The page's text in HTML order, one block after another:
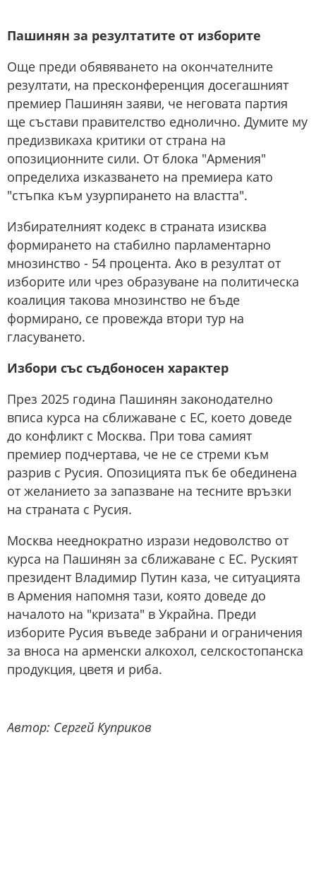
Пашинян за резултатите от изборите
Още преди обявяването на окончателните
резултати, на пресконференция досегашният
премиер Пашинян заяви, че неговата партия
ще състави правителство еднолично. Думите му
предизвикаха критики от страна на
опозиционните сили. От блока "Армения"
определиха изказването на премиера като
"стъпка към узурпирането на властта".
Избирателният кодекс в страната изисква
формирането на стабилно парламентарно
мнозинство - 54 процента. Ако в резултат от
изборите или чрез образуване на политическа
коалиция такова мнозинство не бъде
формирано, се провежда втори тур на
гласуването.
Избори със съдбоносен характер
През 2025 година Пашинян законодателно
вписа курса на сближаване с ЕС, което доведе
до конфликт с Москва. При това самият
премиер подчертава, че не се стреми към
разрив с Русия. Опозицията пък бе обединена
от желанието за запазване на тесните връзки
на страната с Русия.
Москва нееднократно изрази недоволство от
курса на Пашинян за сближаване с ЕС. Руският
президент Владимир Путин каза, че ситуацията
в Армения напомня тази, която доведе до
началото на "кризата" в Украйна. Преди
изборите Русия въведе забрани и ограничения
за вноса на арменски алкохол, селскостопанска
продукция, цветя и риба.
Автор: Сергей Куприков